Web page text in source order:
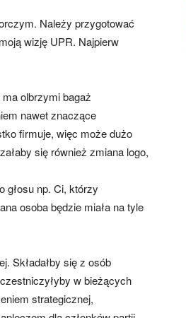
Należy przygotować
wizję UPR. Najpierw
olbrzymi bagaż
nawet znaczące
firmuje, więc może dużo
się również zmiana logo,
głosu np. Ci, którzy
osoba będzie miała na tyle
Składałby się z osób
w bieżących
strategicznej,